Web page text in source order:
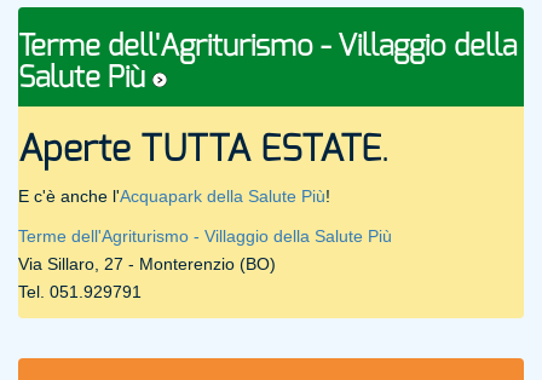
Terme dell'Agriturismo - Villaggio della
Salute Più
Aperte TUTTA ESTATE.
E c'è anche l'Acquapark della Salute Più!
Terme dell'Agriturismo - Villaggio della Salute Più
Via Sillaro, 27 - Monterenzio (BO)
Tel. 051.929791